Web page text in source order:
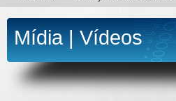
Mídia|Vídeos